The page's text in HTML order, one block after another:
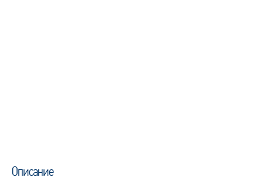
Описание